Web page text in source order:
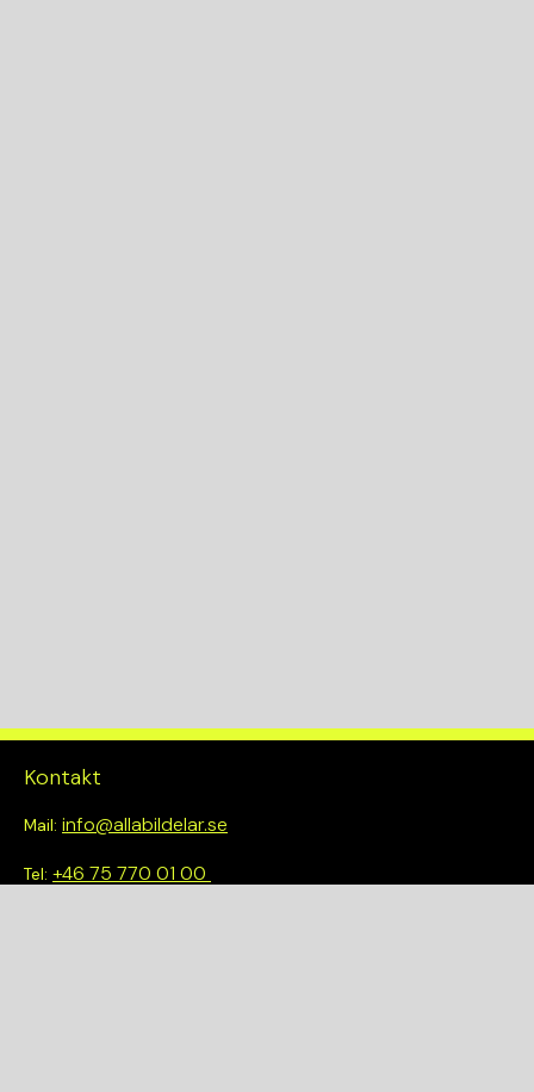
Kontakt
Mail: info@allabildelar.se
Tel: +46 75 770 01 00